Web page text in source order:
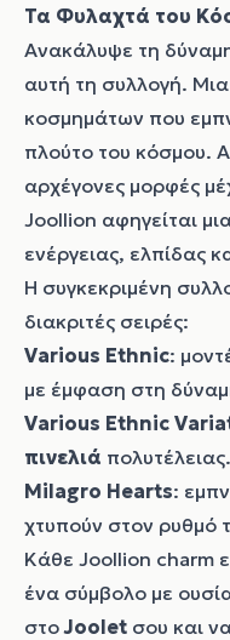
Τα Φυλαχτά του
Ανακάλυψε τη
αυτή τη συλλογή.
κοσμημάτων που
πλούτο του κόσμου.
αρχέγονες μορφές
Joollion αφηγείται
ενέργειας, ελπίδας
Η συγκεκριμένη
διακριτές σειρές:
Various Ethnic:
με έμφαση στη
Various Ethnic
πινελιά πολυτέλειας.
Milagro Hearts:
χτυπούν στον ρυθμό
Κάθε Joollion charm
ένα σύμβολο με
στοJoolet σου και